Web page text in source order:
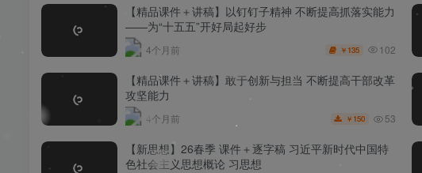
【精品课件＋讲稿】以钉钉子精神 不断提高抓落实能力
——为“十五五”开好局起好步
4个月前 ￥ 135 102
【精品课件＋讲稿】敢于创新与担当 不断提高干部改革
攻坚能力
4个月前 ￥ 150 53
【新思想】26春季 课件＋逐字稿 习近平新时代中国特
色社会主义思想概论 习思想